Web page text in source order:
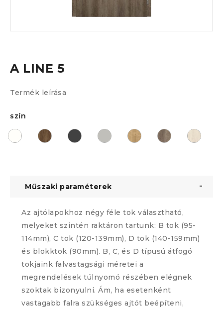
A LINE 5
Termék leírása
szín
Műszaki paraméterek
Az ajtólapokhoz négy féle tok választható,
melyeket szintén raktáron tartunk: B tok (95-
114mm), C tok (120-139mm), D tok (140-159mm)
és blokktok (90mm). B, C, és D típusú átfogó
tokjaink falvastagsági méretei a
megrendelések túlnyomó részében elégnek
szoktak bizonyulni. Ám, ha esetenként
vastagabb falra szükséges ajtót beépíteni,